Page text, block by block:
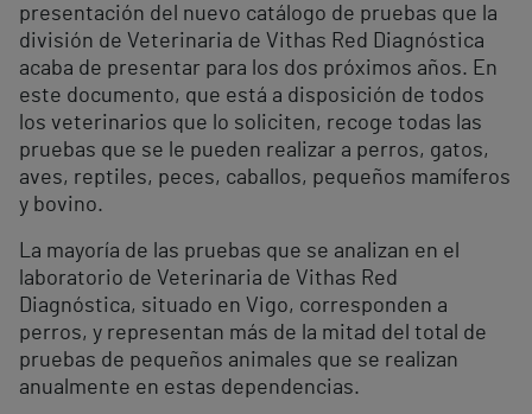
presentación del nuevo catálogo de pruebas que la
división de Veterinaria de Vithas Red Diagnóstica
acaba de presentar para los dos próximos años. En
este documento, que está a disposición de todos
los veterinarios que lo soliciten, recoge todas las
pruebas que se le pueden realizar a perros, gatos,
aves, reptiles, peces, caballos, pequeños mamíferos
y bovino.
La mayoría de las pruebas que se analizan en el
laboratorio de Veterinaria de Vithas Red
Diagnóstica, situado en Vigo, corresponden a
perros, y representan más de la mitad del total de
pruebas de pequeños animales que se realizan
anualmente en estas dependencias.